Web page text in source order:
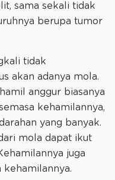
sama sekali tidak
berupa tumor
tidak
akan adanya mola.
anggur biasanya
kehamilannya,
yang banyak.
mola dapat ikut
juga
kehamilannya.